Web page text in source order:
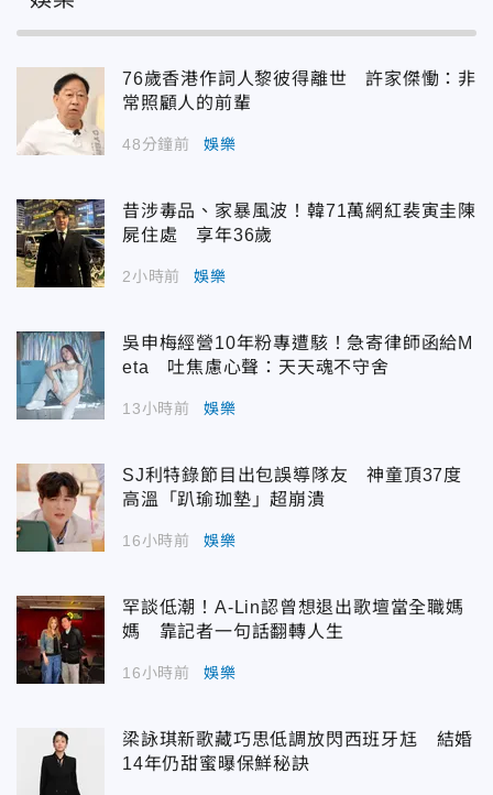
76歲香港作詞人黎彼得離世 許家傑慟：非
常照顧人的前輩
48分鐘前 娛樂
昔涉毒品、家暴風波！韓71萬網紅裴寅圭陳
屍住處 享年36歲
2小時前 娛樂
吳申梅經營10年粉專遭駭！急寄律師函給M
eta 吐焦慮心聲：天天魂不守舍
13小時前 娛樂
SJ利特錄節目出包誤導隊友 神童頂37度
高溫「趴瑜珈墊」超崩潰
16小時前 娛樂
罕談低潮！A-Lin認曾想退出歌壇當全職媽
媽 靠記者一句話翻轉人生
16小時前 娛樂
梁詠琪新歌藏巧思低調放閃西班牙尪 結婚
14年仍甜蜜曝保鮮秘訣